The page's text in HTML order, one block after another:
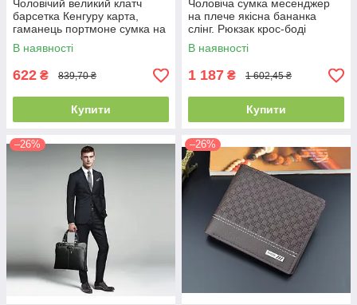
Чоловічий великий клатч
барсетка Кенгуру карта,
гаманець портмоне сумка на
ремінці
В наявності
622 ₴ 839,70 ₴
Купити
Чоловіча сумка месенджер
на плече якісна бананка
слінг. Рюкзак крос-боді
коричнева еко шкіра(PS)
В наявності
1 187 ₴ 1 602,45 ₴
Купити
–26% –26%